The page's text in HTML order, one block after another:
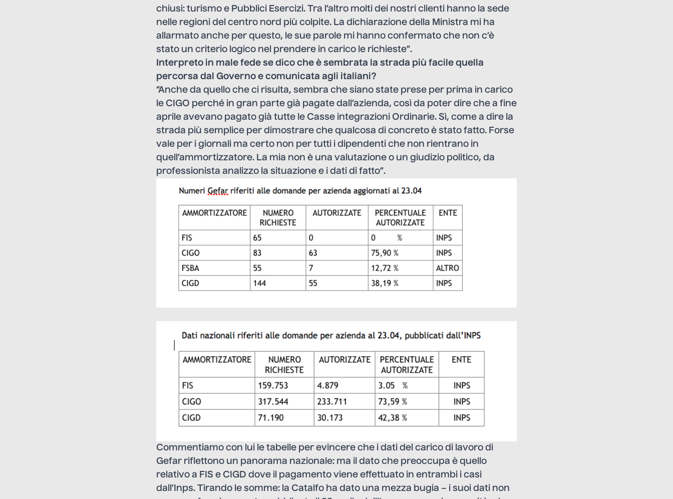
chiusi: turismo e Pubblici Esercizi. Tra l’altro molti dei nostri clienti hanno la sede
nelle regioni del centro nord più colpite. La dichiarazione della Ministra mi ha
allarmato anche per questo, le sue parole mi hanno confermato che non c’è
stato un criterio logico nel prendere in carico le richieste”.
Interpreto in male fede se dico che è sembrata la strada più facile quella
percorsa dal Governo e comunicata agli italiani?
“Anche da quello che ci risulta, sembra che siano state prese per prima in carico
le CIGO perché in gran parte già pagate dall’azienda, così da poter dire che a fine
aprile avevano pagato già tutte le Casse integrazioni Ordinarie. Sì, come a dire la
strada più semplice per dimostrare che qualcosa di concreto è stato fatto. Forse
vale per i giornali ma certo non per tutti i dipendenti che non rientrano in
quell’ammortizzatore. La mia non è una valutazione o un giudizio politico, da
professionista analizzo la situazione e i dati di fatto”.
Commentiamo con lui le tabelle per evincere che i dati del carico di lavoro di
Gefar riflettono un panorama nazionale: ma il dato che preoccupa è quello
relativo a FIS e CIGD dove il pagamento viene effettuato in entrambi i casi
dall’Inps. Tirando le somme: la Catalfo ha dato una mezza bugia – i suoi dati non